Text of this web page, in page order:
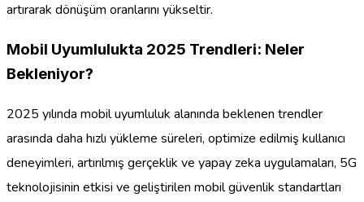
artırarak dönüşüm oranlarını yükseltir.
Mobil Uyumlulukta 2025 Trendleri: Neler
Bekleniyor?
2025 yılında mobil uyumluluk alanında beklenen trendler
arasında daha hızlı yükleme süreleri, optimize edilmiş kullanıcı
deneyimleri, artırılmış gerçeklik ve yapay zeka uygulamaları, 5G
teknolojisinin etkisi ve geliştirilen mobil güvenlik standartları